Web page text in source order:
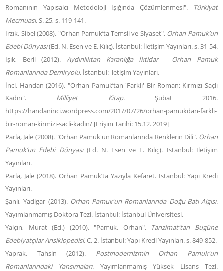
Romanının Yapısalcı Metodoloji Işığında Çözümlenmesi".
Türkiyat
Mecmuası.S.25, s. 119-141.
Irzık, Sibel (2008). "Orhan Pamuk’ta Temsil ve Siyaset". Orhan Pamuk’un
Edebi Dünyası(Ed. N. Esen ve E. Kılıç). İstanbul: İletişim Yayınları. s. 31-54.
Işık, Beril (2012). Aydınlıktan Karanlığa İktidar - Orhan Pamuk
Romanlarında Demiryolu. İstanbul: İletişim Yayınları.
İnci, Handan (2016). "Orhan Pamuk’tan 'Farklı' Bir Roman: Kırmızı Saçlı
Kadın". Milliyet Kitap. Şubat 2016.
https://handaninci.wordpress.com/2017/07/26/orhan-pamukdan-farkli-
bir-roman-kirmizi-sacli-kadin/ [Erişim Tarihi: 15.12. 2019]
Parla, Jale (2008). "Orhan Pamuk'un Romanlarında Renklerin Dili". Orhan
Pamuk’un Edebi Dünyası(Ed. N. Esen ve E. Kılıç). İstanbul: İletişim
Yayınları.
Parla, Jale (2018). Orhan Pamuk’ta Yazıyla Kefaret. İstanbul: Yapı Kredi
Yayınları.
Şanlı, Yadigar (2013). Orhan Pamuk'un Romanlarında Doğu-Batı Algısı.
Yayımlanmamış Doktora Tezi. İstanbul: İstanbul Üniversitesi.
Yalçın, Murat (Ed.) (2010). "Pamuk, Orhan". Tanzimat'tan Bugüne
Edebiyatçılar Ansiklopedisi. C. 2. İstanbul: Yapı Kredi Yayınları. s. 849-852.
Yaprak, Tahsin (2012). Postmodernizmin Orhan Pamuk'un
Romanlarındaki Yansımaları. Yayımlanmamış Yüksek Lisans Tezi.